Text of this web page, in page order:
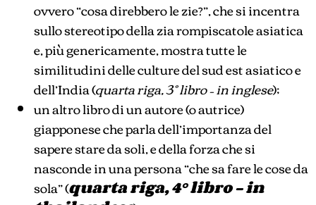
ovvero “cosa direbbero le zie?”, che si incentra
sullo stereotipo della zia rompiscatole asiatica
e, più genericamente, mostra tutte le
similitudini delle culture del sud est asiatico e
dell’India (quarta riga, 3° libro – in inglese);
un altro libro di un autore (o autrice)
giapponese che parla dell’importanza del
sapere stare da soli, e della forza che si
nasconde in una persona “che sa fare le cose da
sola” (quarta riga, 4° libro – in